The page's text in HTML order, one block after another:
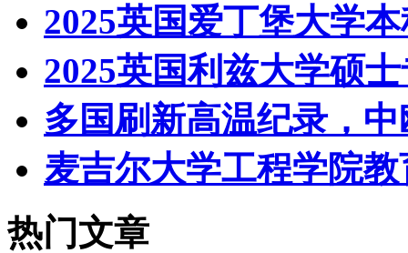
2025英国爱丁堡大学
2025英国利兹大学硕
多国刷新高温纪录，
麦吉尔大学工程学院
热门文章